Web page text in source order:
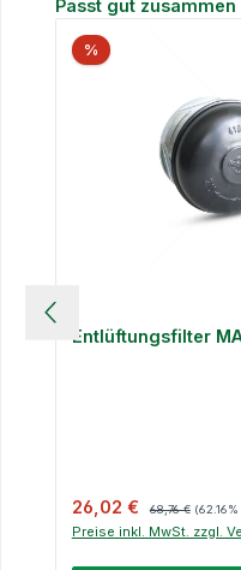
Passt gut zusammen
%
Entlüftungsfilter
Verkaufspreis:
26,02 € 68,76 €
Preise inkl. MwSt. zzgl.